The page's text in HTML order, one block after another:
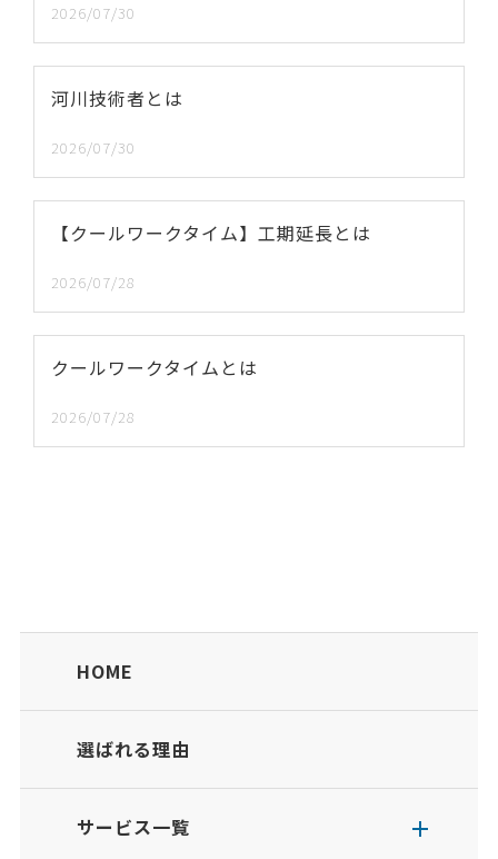
2026/07/30
河川技術者とは
2026/07/30
【クールワークタイム】工期延長とは
2026/07/28
クールワークタイムとは
2026/07/28
HOME
選ばれる理由
サービス一覧